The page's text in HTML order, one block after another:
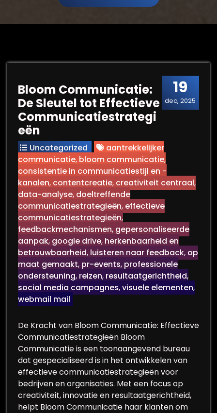
19
dec, 2025
Bloom Communicatie:
De Sleutel tot Effectieve
Communicatiestrategi
eën
Uncategorized
aantrekkelijker
communicatie, bloom communicatie,
consistentie in communicatiestijl en -
kanalen, contentcreatie, creativiteit centraal,
data-analyse, doeltreffende
communicatiestrategieën, effectieve
communicatiestrategieën,
feedbackmechanismen, gepersonaliseerde
aanpak, google drive, herkenbaarheid en
betrouwbaarheid, luisteren naar feedback, op
maat gemaakt, pr-events, professionele
ondersteuning, reizen, resultaatgerichtheid,
social media campagnes,visuele elementen,
webmail mail
De Kracht van Bloom Communicatie: Effectieve
Communicatiestrategieën Bloom
Communicatie is een toonaangevend bureau
dat gespecialiseerd is in het ontwikkelen van
effectieve communicatiestrategieën voor
bedrijven en organisaties. Met een focus op
creativiteit, innovatie en resultaatgerichtheid,
helpt Bloom Communicatie haar klanten om